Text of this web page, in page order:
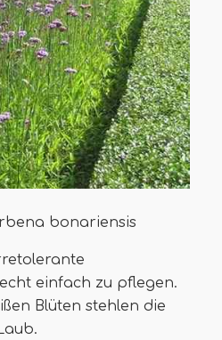
bonariensis
einfach zu pflegen.
Blüten stehlen die